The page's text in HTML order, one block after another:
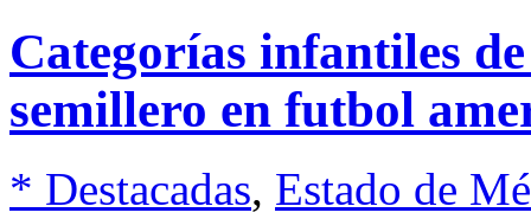
Categorías infantiles
semillero en futbol
* Destacadas, Estado de